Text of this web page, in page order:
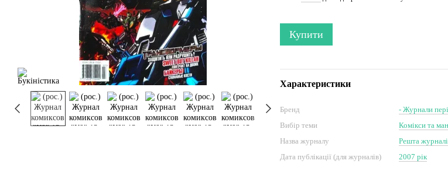
Купити
Характеристики
Бренд
- Журнали
Вибір теми
Комікси та
Назва журналу
Решта
Дата публікації (для журналів)
2007 рік